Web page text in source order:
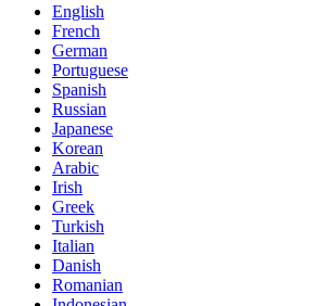
English
French
German
Portuguese
Spanish
Russian
Japanese
Korean
Arabic
Irish
Greek
Turkish
Italian
Danish
Romanian